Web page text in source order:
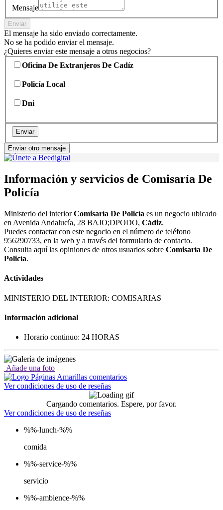
Mensaje
Enviar
El mensaje ha sido enviado correctamente.
No se ha podido enviar el mensaje.
¿Quieres enviar este mensaje a otros negocios?
Oficina De Extranjeros De Cadíz
Policía Local
Dni
Enviar
Enviar otro mensaje
Información y servicios de Comisaría De
Policía
Ministerio del interiorComisaría De Policía es un negocio ubicado
en Avenida Andalucía, 28 BAJO;DPODO, Cádiz.
Puedes contactar con este negocio en el número de teléfono
956290733, en la web y a través del formulario de contacto.
Consulta aquí las opiniones de otros usuarios sobre Comisaría De
Policía.
Actividades
MINISTERIO DEL INTERIOR: COMISARIAS
Información adicional
Horario continuo: 24 HORAS
Añade una foto
Ver condiciones de uso de reseñas
Cargando comentarios. Espere, por favor.
Ver condiciones de uso de reseñas
%%-lunch-%%
comida
%%-service-%%
servicio
%%-ambience-%%